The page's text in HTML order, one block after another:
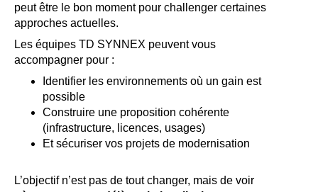
peut être le bon moment pour challenger certaines
approches actuelles.
Les équipes TD SYNNEX peuvent vous
accompagner pour :
Identifier les environnements où un gain est
possible
Construire une proposition cohérente
(infrastructure, licences, usages)
Et sécuriser vos projets de modernisation
L’objectif n’est pas de tout changer, mais de voir